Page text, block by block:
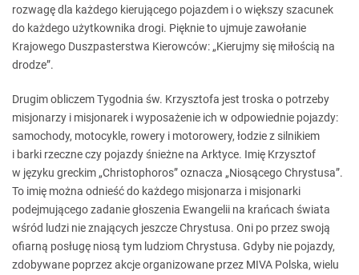
rozwagę dla każdego kierującego pojazdem i o większy szacunek
do każdego użytkownika drogi. Pięknie to ujmuje zawołanie
Krajowego Duszpasterstwa Kierowców: „Kierujmy się miłością na
drodze”.
Drugim obliczem Tygodnia św. Krzysztofa jest troska o potrzeby
misjonarzy i misjonarek i wyposażenie ich w odpowiednie pojazdy:
samochody, motocykle, rowery i motorowery, łodzie z silnikiem
i barki rzeczne czy pojazdy śnieżne na Arktyce. Imię Krzysztof
w języku greckim „Christophoros” oznacza „Niosącego Chrystusa”.
To imię można odnieść do każdego misjonarza i misjonarki
podejmującego zadanie głoszenia Ewangelii na krańcach świata
wśród ludzi nie znających jeszcze Chrystusa. Oni po przez swoją
ofiarną posługę niosą tym ludziom Chrystusa. Gdyby nie pojazdy,
zdobywane poprzez akcje organizowane przez MIVA Polska, wielu